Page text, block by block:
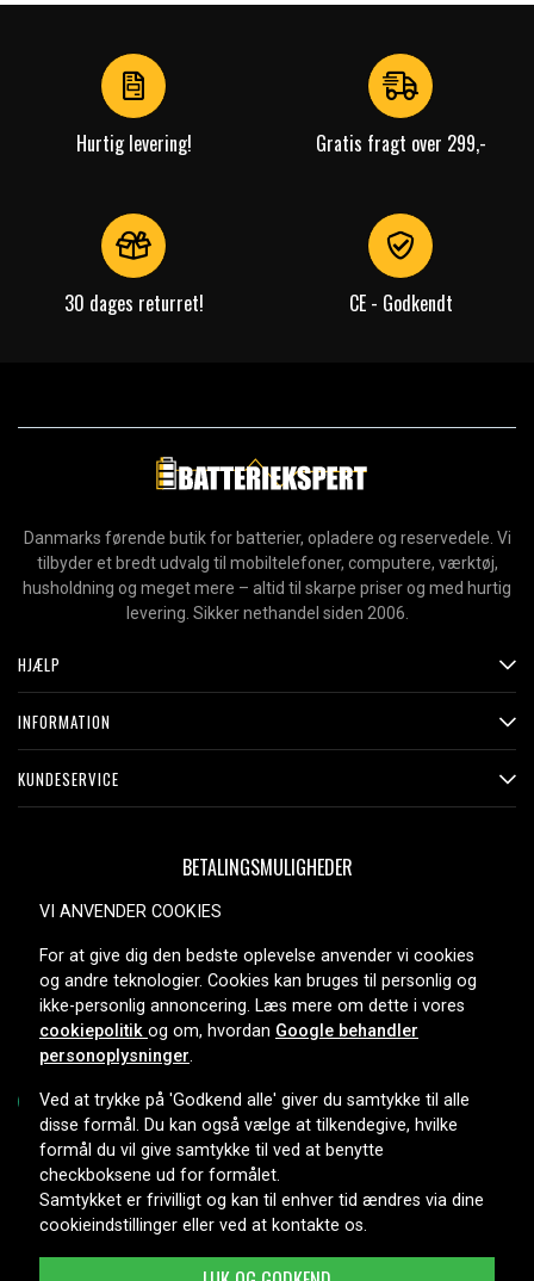
Hurtig levering! Gratis fragt over 299,-
30 dages returret! CE - Godkendt
Danmarks førende butik for batterier, opladere og reservedele. Vi
tilbyder et bredt udvalg til mobiltelefoner, computere, værktøj,
husholdning og meget mere – altid til skarpe priser og med hurtig
levering. Sikker nethandel siden 2006.
HJÆLP
INFORMATION
KUNDESERVICE
BETALINGSMULIGHEDER
LEVERINGSMULIGHEDER
Copyright © 2026, Spares Nordic AB
VI ANVENDER COOKIES
For at give dig den bedste oplevelse anvender vi cookies
og andre teknologier. Cookies kan bruges til personlig og
ikke-personlig annoncering. Læs mere om dette i vores
cookiepolitik og om, hvordan Google behandler
personoplysninger.
Ved at trykke på 'Godkend alle' giver du samtykke til alle
disse formål. Du kan også vælge at tilkendegive, hvilke
formål du vil give samtykke til ved at benytte
checkboksene ud for formålet.
Samtykket er frivilligt og kan til enhver tid ændres via dine
cookieindstillinger eller ved at kontakte os.